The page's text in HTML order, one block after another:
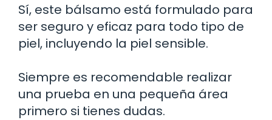
Sí, este bálsamo está formulado para
ser seguro y eficaz para todo tipo de
piel, incluyendo la piel sensible.
Siempre es recomendable realizar
una prueba en una pequeña área
primero si tienes dudas.